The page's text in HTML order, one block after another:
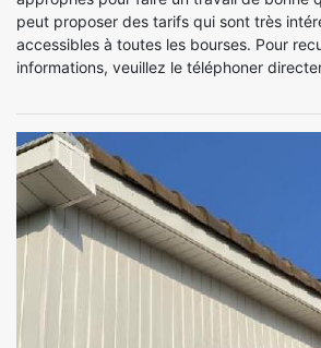
peut proposer des tarifs qui sont très
accessibles à toutes les bourses. Pour
informations, veuillez le téléphoner